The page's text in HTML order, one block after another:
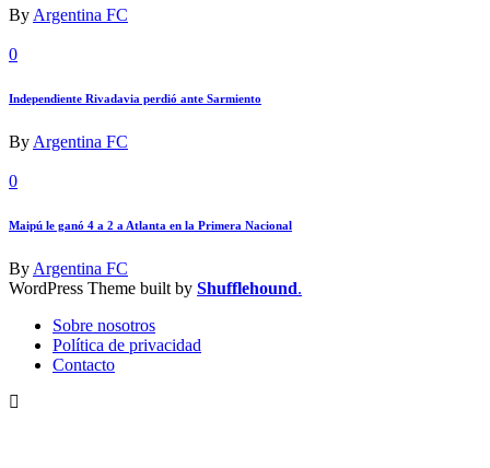
By Argentina FC
0
Independiente Rivadavia perdió ante Sarmiento
By Argentina FC
0
Maipú le ganó 4 a 2 a Atlanta en la Primera Nacional
By Argentina FC
WordPress Theme built by Shufflehound.
Sobre nosotros
Política de privacidad
Contacto